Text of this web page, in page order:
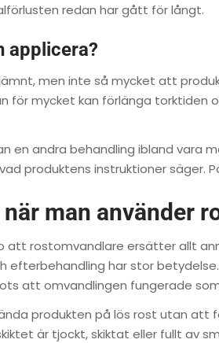
redan har gått för långt.
applicera?
men inte så mycket att
för mycket kan förlänga torktiden
en andra behandling ibland
produktens instruktioner säger.
man använder
rostomvandlare ersätter allt
efterbehandling har stor
att omvandlingen fungerade
produkten på lös rost utan att
är tjockt, skiktat eller fullt av